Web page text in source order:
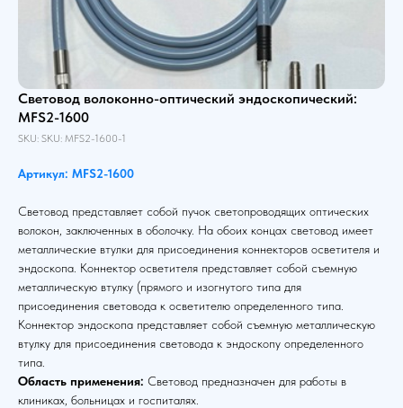
Световод волоконно-оптический эндоскопический:
MFS2-1600
SKU: SKU: MFS2-1600-1
Артикул: MFS2-1600
Световод представляет собой пучок светопроводящих оптических
волокон, заключенных в оболочку. На обоих концах световод имеет
металлические втулки для присоединения коннекторов осветителя и
эндоскопа. Коннектор осветителя представляет собой съемную
металлическую втулку (прямого и изогнутого типа для
присоединения световода к осветителю определенного типа.
Коннектор эндоскопа представляет собой съемную металлическую
втулку для присоединения световода к эндоскопу определенного
типа.
Область применения: Световод предназначен для работы в
клиниках, больницах и госпиталях.